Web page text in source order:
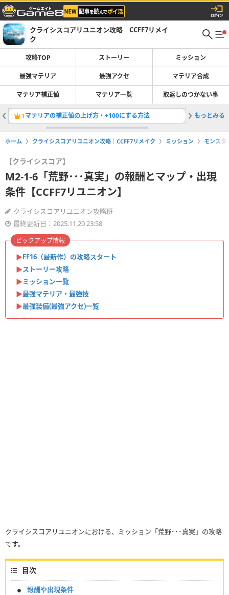
クライシスコアリユニオン攻略｜CCFF7リメイ
ク
攻略TOP ストーリー ミッション
最強マテリア 最強アクセ マテリア合成
マテリア補正値 マテリア一覧 取返しのつかない事
1マテリアの補正値の上げ方・+100にする方法 2M9-6-6
もっとみる
ホーム クライシスコアリユニオン攻略｜CCFF7リメイク ミッション モンスタ
【クライシスコア】
M2-1-6「荒野･･･真実」の報酬とマップ・出現
条件【CCFF7リユニオン】
クライシスコアリユニオン攻略班
最終更新日：2025.11.20 23:58
▶︎FF16（最新作）の攻略スタート
▶︎ストーリー攻略
▶︎ミッション一覧
▶︎最強マテリア・最強技
▶︎最強装備(最強アクセ)一覧
ピックアップ情報
クライシスコアリユニオンにおける、ミッション「荒野･･･真実」の攻略
です。
目次
報酬や出現条件